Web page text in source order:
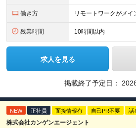
働き方 リモートワークがメイ
残業時間 10時間以内
求人を見る
掲載終了予定日：
NEW 正社員 面接情報有 自己PR不要 話
株式会社カンゲンエージェント